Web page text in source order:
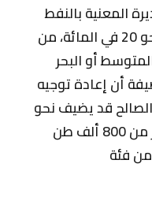
المعنية بالنفط
في آسيا لدى “إف.جي.إي” “نحو 20 في المائة، من
أو البحر
أن إعادة توجيه
قد يضيف نحو
أسبوعين إلى زمن الرحلة وأكثر من 800 ألف طن
فئة